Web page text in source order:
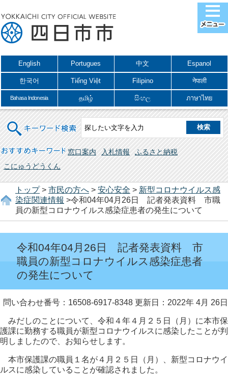
English Portugues 中文 Espanol
한국어 Tiếng Việt Filipino नेपाली
Bahasa Indonesia தமிழ் සිංහල ภาษาไทย
キーワード検索
おすすめキーワード 窓口案内 入札情報
ふるさと納税
こにゅうどうくん
トップ> 市民の方へ > 安心安全 > 新型コロナウイルス感
染症関連情報 >令和04年04月26日 記者発表資料 市職
員の新型コロナウイルス感染症患者の発生について
令和04年04月26日 記者発表資料 市
職員の新型コロナウイルス感染症患者
の発生について
問い合わせ番号：16508-6917-8348 更新日：2022年 4月 26日
みだしのことについて、令和４年４月２５日（月）に本市保
護課に勤務する職員が新型コロナウイルスに感染したことが判
明しましたので、お知らせします。
本市保護課の職員１名が４月２５日（月）、新型コロナウイ
ルスに感染していることが確認されました。